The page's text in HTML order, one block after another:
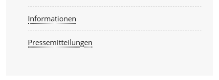
Informationen
Pressemitteilungen